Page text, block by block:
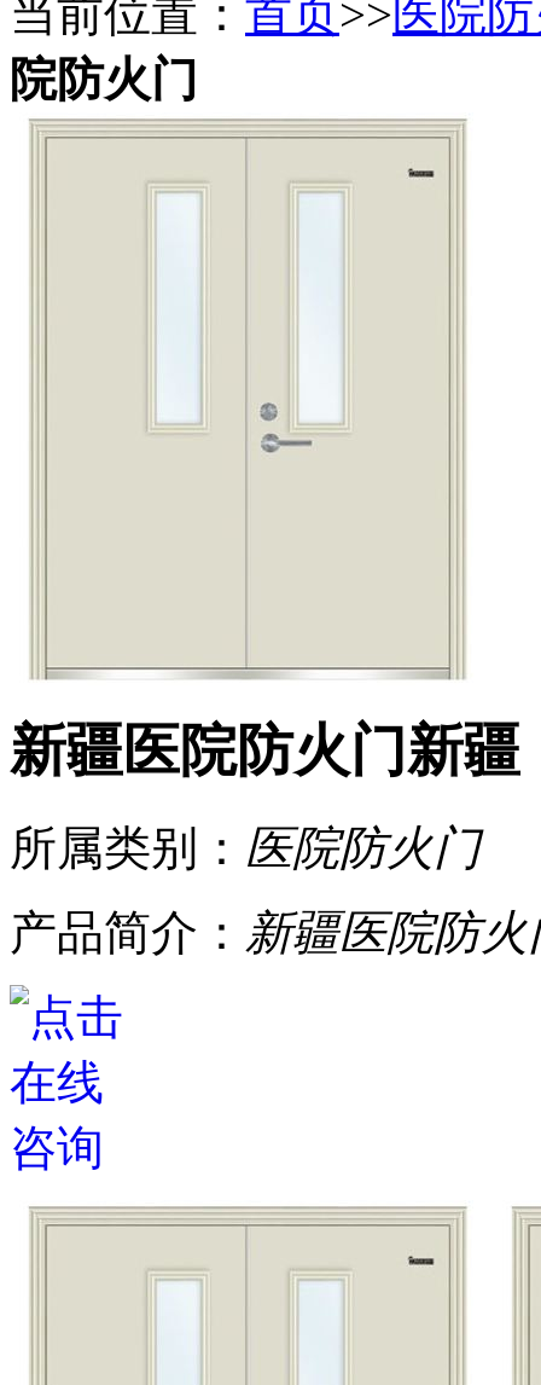
当前位置： 首页 >> 医院
院防火门
新疆医院防火门新疆
所属类别： 医院防火门
产品简介： 新疆医院防